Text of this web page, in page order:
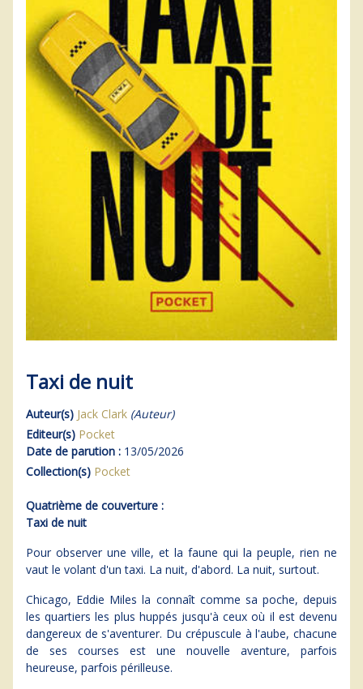
Taxi de nuit
Auteur(s) Jack Clark (Auteur)
Editeur(s) Pocket
Date de parution : 13/05/2026
Collection(s) Pocket
Quatrième de couverture :
Taxi de nuit
Pour observer une ville, et la faune qui la peuple, rien ne
vaut le volant d'un taxi. La nuit, d'abord. La nuit, surtout.
Chicago, Eddie Miles la connaît comme sa poche, depuis
les quartiers les plus huppés jusqu'à ceux où il est devenu
dangereux de s'aventurer. Du crépuscule à l'aube, chacune
de ses courses est une nouvelle aventure, parfois
heureuse, parfois périlleuse.